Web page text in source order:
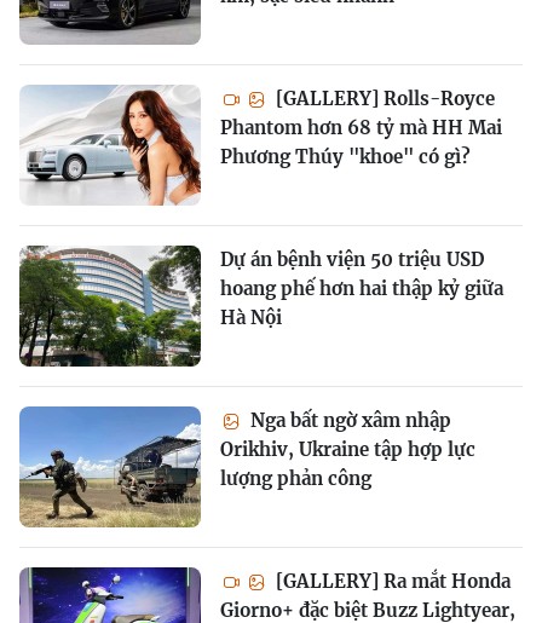
[GALLERY] Rolls-Royce
Phantom hơn 68 tỷ mà HH Mai
Phương Thúy "khoe" có gì?
Dự án bệnh viện 50 triệu USD
hoang phế hơn hai thập kỷ giữa
Hà Nội
Nga bất ngờ xâm nhập
Orikhiv, Ukraine tập hợp lực
lượng phản công
[GALLERY] Ra mắt Honda
Giorno+ đặc biệt Buzz Lightyear,